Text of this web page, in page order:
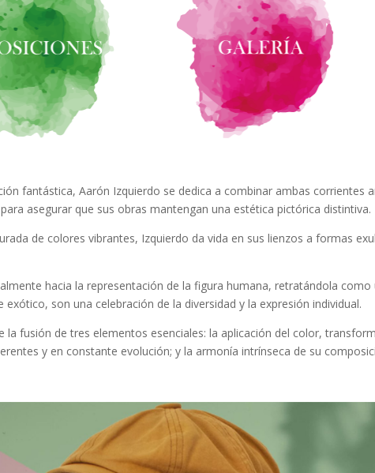
fantástica, Aarón Izquierdo se dedica a combinar ambas corrientes
asegurar que sus obras mantengan una estética pictórica distintiva.
de colores vibrantes, Izquierdo da vida en sus lienzos a formas
hacia la representación de la figura humana, retratándola como
son una celebración de la diversidad y la expresión individual.
fusión de tres elementos esenciales: la aplicación del color,
y en constante evolución; y la armonía intrínseca de su